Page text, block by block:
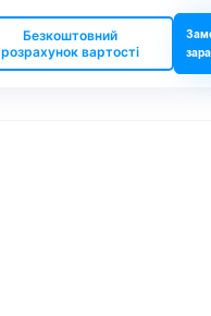
Безкоштовний
розрахунок вартості